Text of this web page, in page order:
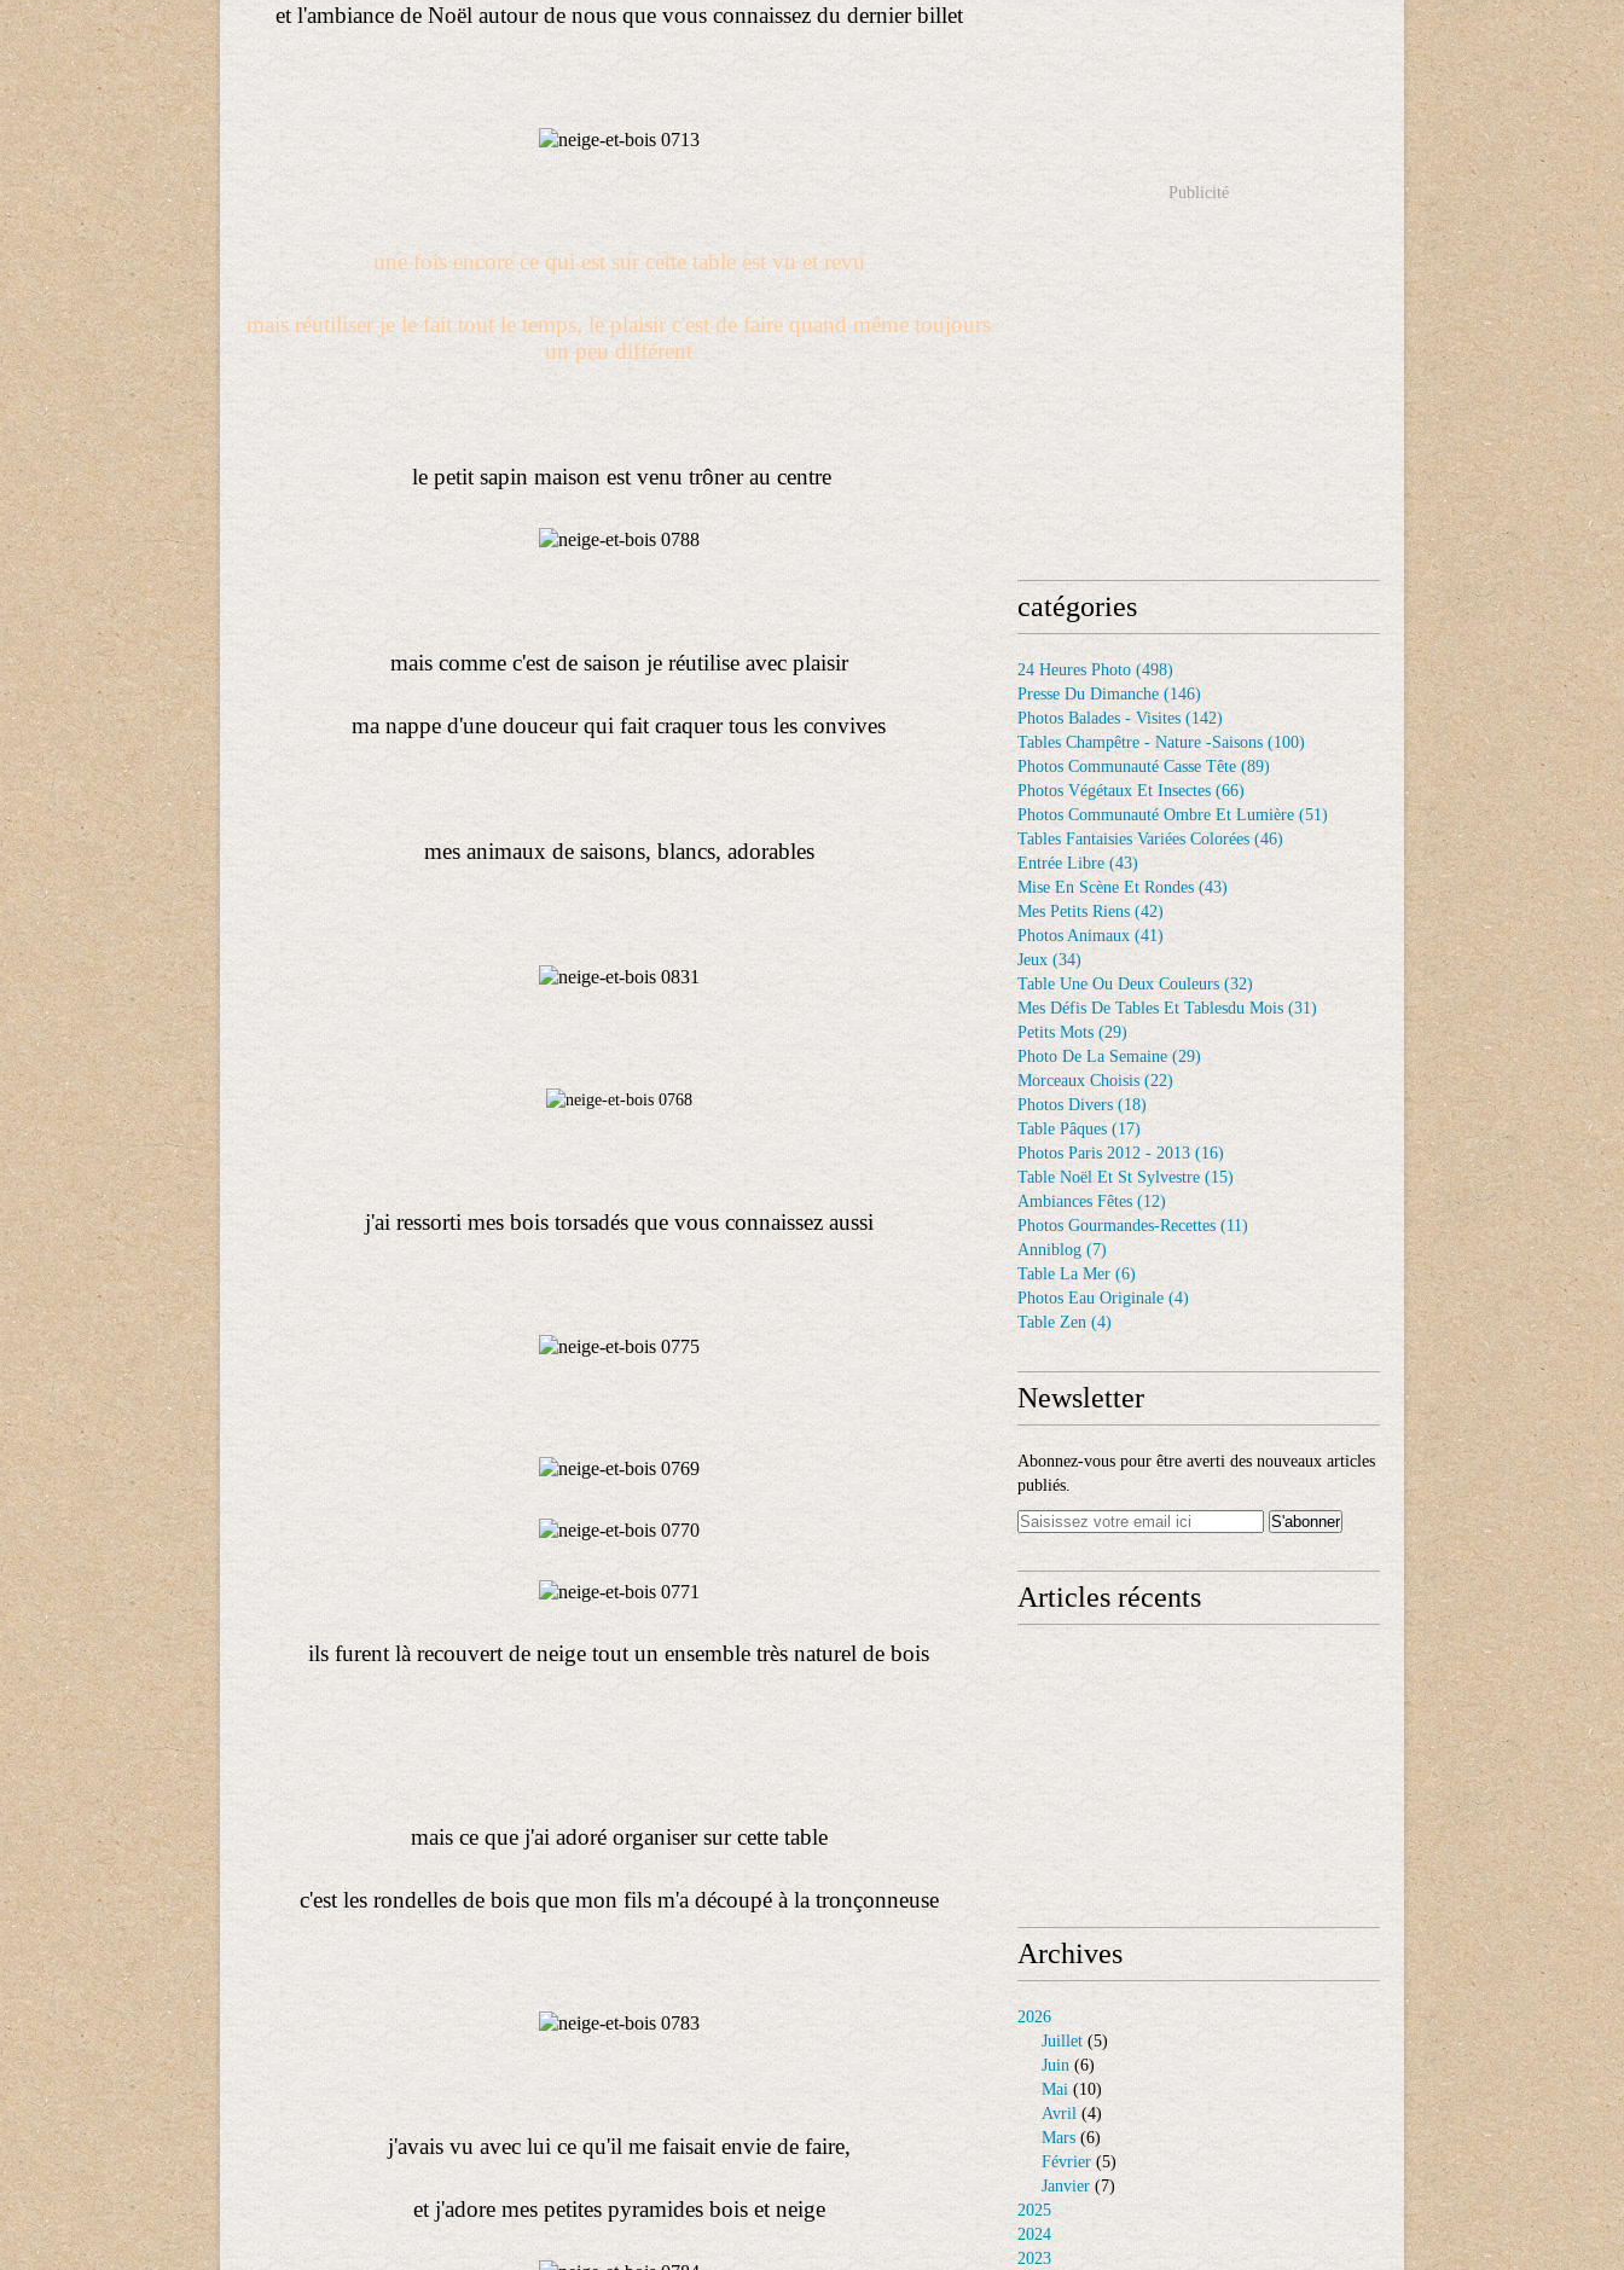
et l'ambiance de Noël autour de nous que vous connaissez du dernier billet
une fois encore ce qui est sur cette table est vu et revu
mais réutiliser je le fait tout le temps, le plaisir c'est de faire quand même toujours
un peu différent
le petit sapin maison est venu trôner au centre
mais comme c'est de saison je réutilise avec plaisir
ma nappe d'une douceur qui fait craquer tous les convives
mes animaux de saisons, blancs, adorables
j'ai ressorti mes bois torsadés que vous connaissez aussi
ils furent là recouvert de neige tout un ensemble très naturel de bois
mais ce que j'ai adoré organiser sur cette table
c'est les rondelles de bois que mon fils m'a découpé à la tronçonneuse
j'avais vu avec lui ce qu'il me faisait envie de faire,
et j'adore mes petites pyramides bois et neige
Publicité
catégories
24 Heures Photo (498)
Presse Du Dimanche (146)
Photos Balades - Visites (142)
Tables Champêtre - Nature -saisons (100)
Photos Communauté Casse Tête (89)
Photos Végétaux Et Insectes (66)
Photos Communauté Ombre Et Lumière (51)
Tables Fantaisies Variées Colorées (46)
Entrée Libre (43)
Mise En Scène Et Rondes (43)
Mes Petits Riens (42)
Photos Animaux (41)
Jeux (34)
Table Une Ou Deux Couleurs (32)
Mes Défis De Tables Et Tablesdu Mois (31)
Petits Mots (29)
Photo De La Semaine (29)
Morceaux Choisis (22)
Photos Divers (18)
Table Pâques (17)
Photos Paris 2012 - 2013 (16)
Table Noël Et St Sylvestre (15)
Ambiances Fêtes (12)
Photos Gourmandes-Recettes (11)
Anniblog (7)
Table La Mer (6)
Photos Eau Originale (4)
Table Zen (4)
Newsletter
Abonnez-vous pour être averti des nouveaux articles
publiés.
Articles récents
Archives
2026
Juillet (5)
Juin (6)
Mai (10)
Avril (4)
Mars (6)
Février (5)
Janvier (7)
2025
2024
2023